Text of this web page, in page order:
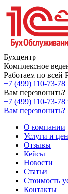
Бухцентр
Комплексное
Работаем по всей
+7 (499) 110-73-78
Вам перезвонить?
+7 (499) 110-73-78
Вам перезвонить?
О компании
Услуги и
Отзывы
Кейсы
Новости
Статьи
Стоимость
Контакты